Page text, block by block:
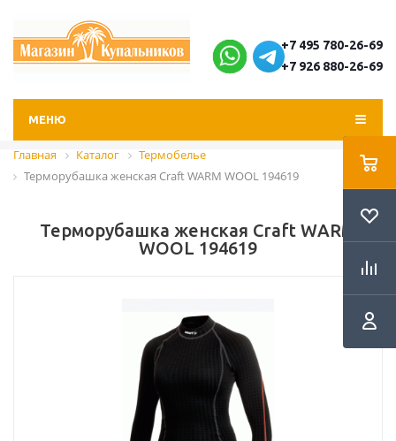
+7 495 780-26-69
+7 926 880-26-69
МЕНЮ
Главная Каталог
Термобелье
Терморубашка женская Craft WARM WOOL 194619
Терморубашка женская Craft WARM
WOOL 194619